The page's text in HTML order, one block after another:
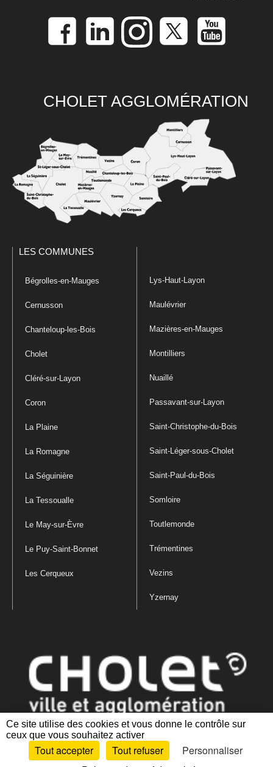
Ce site utilise des cookies et vous donne le contrôle sur
ceux que vous souhaitez activer
Tout accepter Tout refuser
Personnaliser
CHOLET AGGLOMÉRATION
LES COMMUNES
Bégrolles-en-Mauges
Cernusson
Chanteloup-les-Bois
Cholet
Cléré-sur-Layon
Coron
La Plaine
La Romagne
La Séguinière
La Tessoualle
Le May-sur-Èvre
Le Puy-Saint-Bonnet
Les Cerqueux
Lys-Haut-Layon
Maulévrier
Mazières-en-Mauges
Montilliers
Nuaillé
Passavant-sur-Layon
Saint-Christophe-du-Bois
Saint-Léger-sous-Cholet
Saint-Paul-du-Bois
Somloire
Toutlemonde
Trémentines
Vezins
Yzernay
Mentions légales|Politique de confidentialité
des cookies |Plan du site Accessibilité : partiellement conforme